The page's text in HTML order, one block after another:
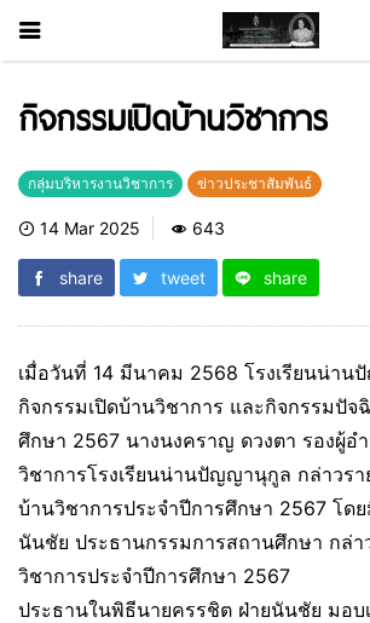
กิจกรรมเปิดบ้านวิชาการ
กลุ่มบริหารงานวิชาการ ข่าวประชาสัมพันธ์
14 Mar 2025 643
share tweet share
เมื่อวันที่ 14 มีนาคม 2568 โรงเรียนน่า
กิจกรรมเปิดบ้านวิชาการ และกิจกรรมปัจ
ศึกษา 2567 นางนงคราญ ดวงตา รองผู้อ
วิชาการโรงเรียนน่านปัญญานุกูล กล่าวรา
บ้านวิชาการประจำปีการศึกษา 2567 โด
นันชัย ประธานกรรมการสถานศึกษา กล่า
วิชาการประจำปีการศึกษา 2567
ประธานในพิธีนายครรชิต ฝ่ายนันชัย มอบ